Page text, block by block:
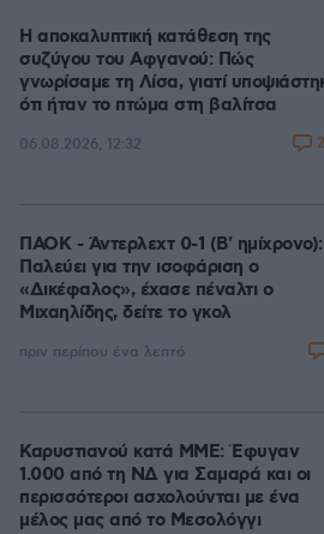
Η αποκαλυπτική κατάθεση της
συζύγου του Αφγανού: Πώς
γνωρίσαμε τη Λίσα, γιατί
ότι ήταν το πτώμα στη βαλίτσα
06.08.2026, 12:32
ΠΑΟΚ - Άντερλεχτ 0-1 (Β' ημίχρονο):
Παλεύει για την ισοφάριση ο
«Δικέφαλος», έχασε πέναλτι ο
Μιχαηλίδης, δείτε το γκολ
πριν περίπου ένα λεπτό
Καρυστιανού κατά ΜΜΕ: Έφυγαν
1.000 από τη ΝΔ για Σαμαρά και οι
περισσότεροι ασχολούνται με ένα
μέλος μας από το Μεσολόγγι